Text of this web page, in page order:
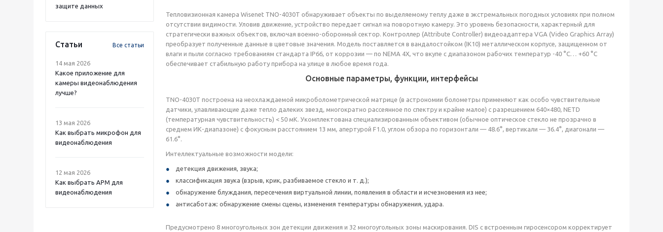
защите данных
Статьи Все статьи
14 мая 2026
Какое приложение для
камеры видеонаблюдения
лучше?
13 мая 2026
Как выбрать микрофон для
видеонаблюдения
12 мая 2026
Как выбрать APM для
видеонаблюдения
Тепловизионная камера Wisenet­ TNO-4030T обнаруживает объекты по выделяемому теплу даже в экстремальных погодных условиях при полном
отсутствии видимости. Уловив движение, устройство передает сигнал на поворотную камеру. Это уровень безопасности, характерный для
стратегически важных объектов, включая военно-оборонный сектор. Контроллер (Attribute Controller) видеоадаптера VGA (Video Graphics Array)
преобразует полученные данные в цветовые значения. Модель поставляется в вандалостойком (IK10) металлическом корпусе, защищенном от
влаги и пыли согласно требованиям стандарта IP66, от коррозии — по NEMA 4X, что вкупе с диапазоном рабочих температур -40 °C… +60 °C
обеспечивает стабильную работу прибора на улице в любое время года.
Основные параметры, функции, интерфейсы
TNO-4030T построена на неохлаждаемой микроболометрической матрице (в астрономии болометры применяют как особо чувствительные
датчики, улавливающие даже тепло далеких звезд, многократно рассеянное по спектру и крайне малое) с разрешением 640×480, NETD
(температурная чувствительность) < 50 мК. Укомплектована специализированным объективом (обычное оптическое стекло не прозрачно в
среднем ИК-диапазоне) с фокусным расстоянием 13 мм, апертурой F1.0, углом обзора по горизонтали — 48.6°, вертикали — 36.4°, диагонали —
61.6°.
Интеллектуальные возможности модели:
детекция движения, звука;
классификация звука (взрыв, крик, разбиваемое стекло и т. д.);
обнаружение блуждания, пересечения виртуальной линии, появления в области и исчезновения из нее;
антисаботаж: обнаружение смены сцены, изменения температуры обнаружения, удара.
Предусмотрено 8 многоугольных зон детекции движения и 32 многоугольных зоны маскирования. DIS с встроенным гиросенсором корректирует